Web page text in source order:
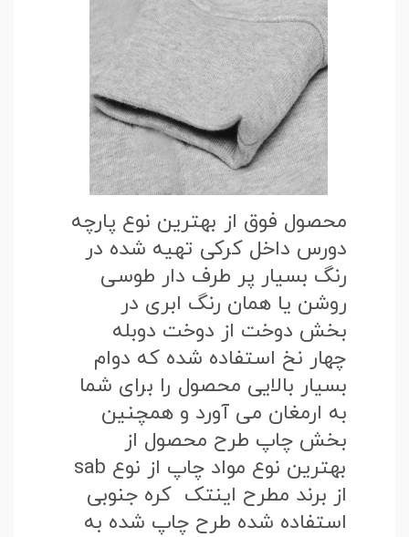
محصول فوق از بهترین نوع پارچه
دورس داخل کرکی تهیه شده در
رنگ بسیار پر طرف دار طوسی
روشن یا همان رنگ ابری در
بخش دوخت از دوخت دوبله
چهار نخ استفاده شده که دوام
بسیار بالایی محصول را برای شما
به ارمغان می آورد و همچنین
بخش چاپ طرح محصول از
بهترین نوع مواد چاپ از نوع sab
از برند مطرح اینتک کره جنوبی
استفاده شده طرح چاپ شده به